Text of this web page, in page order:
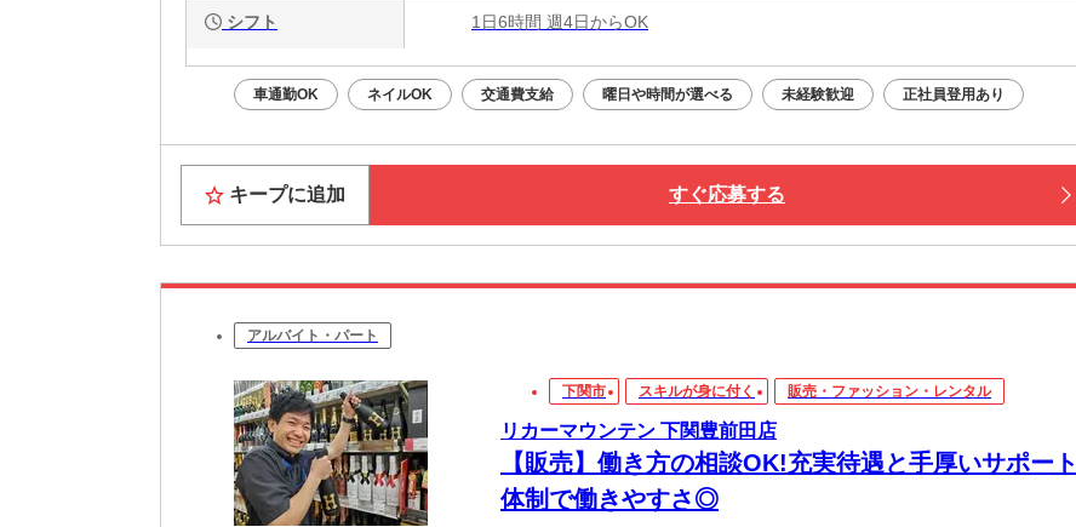
シフト 1日6時間 週4日からOK
車通勤OK ネイルOK 交通費支給 曜日や時間が選べる 未経験歓迎 正社員登用あり
キープに追加 すぐ応募する
アルバイト・パート
下関市 スキルが身に付く 販売・ファッション・レンタル
リカーマウンテン 下関豊前田店
【販売】働き方の相談OK!充実待遇と手厚いサポート
体制で働きやすさ◎